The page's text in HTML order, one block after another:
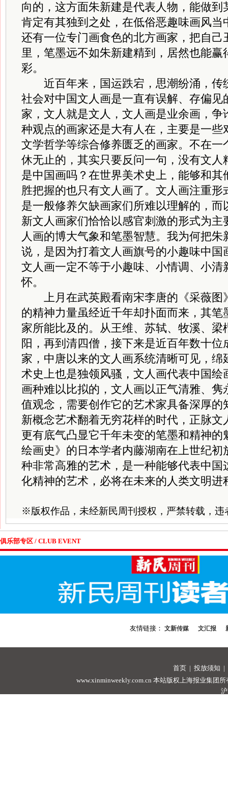
向的，这方面朱新建是代表人物，能做到
肯定有其独到之处，在低俗恶趣味画风当
还有一位专门画食色的北方画家，把自己
里，笔墨远不如朱新建精到，居然也能赢
彩。
近百年来，国运跌宕，思潮纷涌，传
社会对中国文人画是一直有误解、存偏见
家，文人就是文人，文人画是业余画，争
种观点的画家还是大有人在，主要是一些
文学哲学等综合修养匮乏的画家。不在一
休无止的，其实只要反问一句，没有文人
是中国画吗？在世界美术史上，能够和其
胜把握的也只有文人画了。文人画注重
是一般修养欠缺画家们所难以理解的，而
新文人画家们恰恰以感官刺激的形式为主
人画的博大气象和笔墨智慧。我为何把朱
说，是因为打着文人画旗号的小趣味中国
文人画一定不等于小趣味、小情调、小清
怀。
上月在武英殿看南宋李唐的《采薇图
的精神力量虽经近千年却扑面而来，其笔
家所能比及的。从王维、苏轼、牧溪、梁
阳，再到清四僧，接下来是近百年数十位
家，中唐以来的文人画系统清晰可见，绵
术史上也是独领风骚，文人画代表中国绘
画种难以比拟的，文人画以正气清雅、隽
值观念，需要创作它的艺术家具备深厚的
新概念艺术翻着无穷花样的时代，正脉文
更有底气凸显它千年未变的笔墨和精神的
绘画史》的日本学者内藤湖南在上世纪初
种非常高雅的艺术，是一种能够代表中国
化精神的艺术，必将在未来的人类文明进
※版权作品，未经新民周刊授权，严禁转载，
俱乐部专区 / CLUB EVENT
友情链接： 文新传媒 文汇报
首页 | 投放须知 |
www.xinminweekly.com.cn 本站版权上海报业集团所